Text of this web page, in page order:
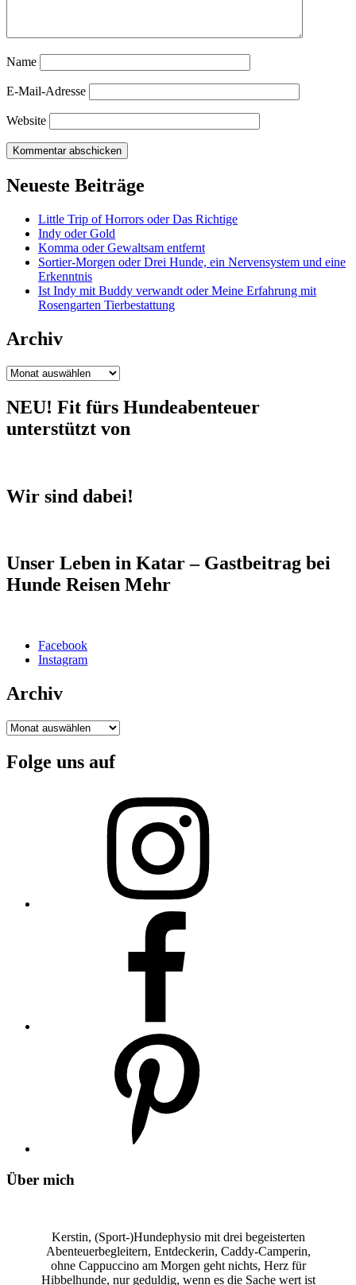
Name
E-Mail-Adresse
Website
Neueste Beiträge
Little Trip of Horrors oder Das Richtige
Indy oder Gold
Komma oder Gewaltsam entfernt
Sortier-Morgen oder Drei Hunde, ein Nervensystem und eine
Erkenntnis
Ist Indy mit Buddy verwandt oder Meine Erfahrung mit
Rosengarten Tierbestattung
Archiv
Archiv
NEU! Fit fürs Hundeabenteuer
unterstützt von
Wir sind dabei!
Unser Leben in Katar – Gastbeitrag bei
Hunde Reisen Mehr
Facebook
Instagram
Archiv
Archiv
Folge uns auf
Über mich
Kerstin, (Sport-)Hundephysio mit drei begeisterten
Abenteuerbegleitern, Entdeckerin, Caddy-Camperin,
ohne Cappuccino am Morgen geht nichts, Herz für
Hibbelhunde, nur geduldig, wenn es die Sache wert ist